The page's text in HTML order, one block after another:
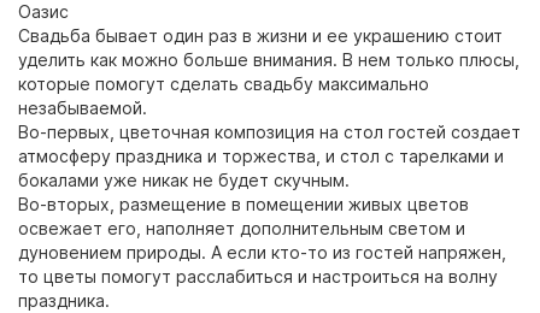
Оазис
Свадьба бывает один раз в жизни и ее украшению стоит
уделить как можно больше внимания. В нем только плюсы,
которые помогут сделать свадьбу максимально
незабываемой.
Во-первых, цветочная композиция на стол гостей создает
атмосферу праздника и торжества, и стол с тарелками и
бокалами уже никак не будет скучным.
Во-вторых, размещение в помещении живых цветов
освежает его, наполняет дополнительным светом и
дуновением природы. А если кто-то из гостей напряжен,
то цветы помогут расслабиться и настроиться на волну
праздника.